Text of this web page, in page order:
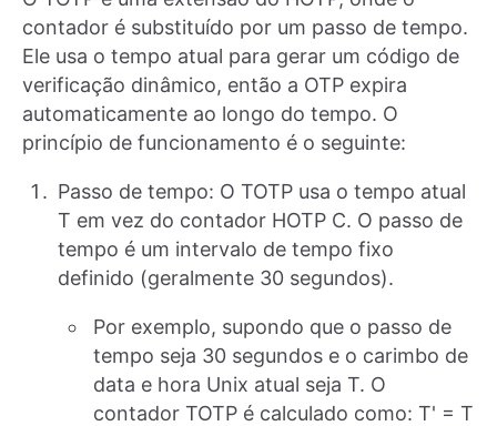
contador é substituído por um passo de tempo.
Ele usa o tempo atual para gerar um código de
verificação dinâmico, então a OTP expira
automaticamente ao longo do tempo. O
princípio de funcionamento é o seguinte:
Passo de tempo: O TOTP usa o tempo atual
T em vez do contador HOTP C. O passo de
tempo é um intervalo de tempo fixo
definido (geralmente 30 segundos).
Por exemplo, supondo que o passo de
tempo seja 30 segundos e o carimbo de
data e hora Unix atual seja T. O
contador TOTP é calculado como: T' = T